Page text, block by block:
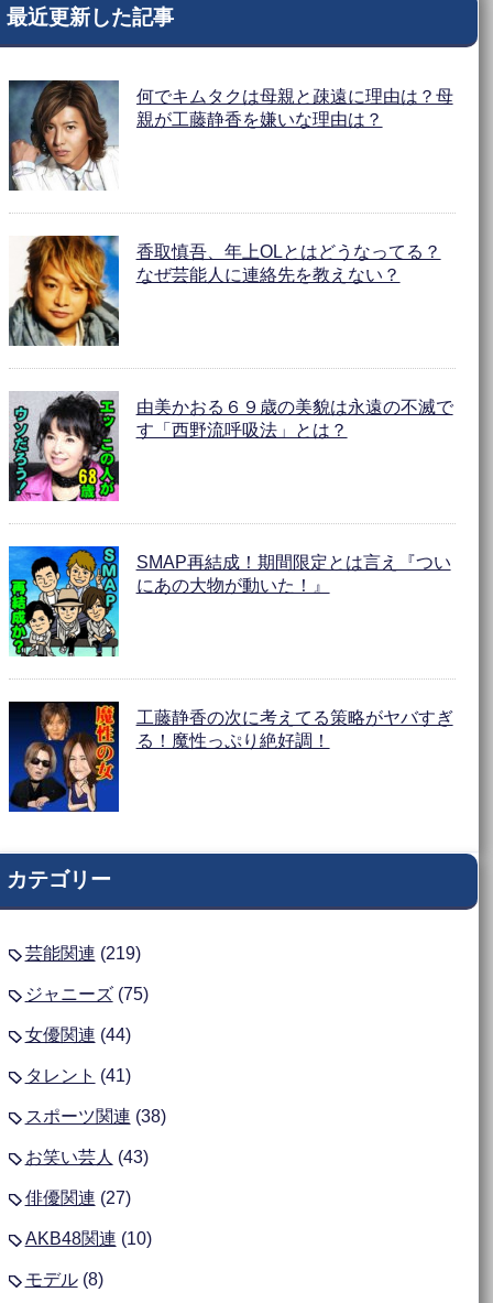
最近更新した記事
何でキムタクは母親と疎遠に理由は？母
親が工藤静香を嫌いな理由は？
香取慎吾、年上OLとはどうなってる？
なぜ芸能人に連絡先を教えない？
由美かおる６９歳の美貌は永遠の不滅で
す「西野流呼吸法」とは？
SMAP再結成！期間限定とは言え『つい
にあの大物が動いた！』
工藤静香の次に考えてる策略がヤバすぎ
る！魔性っぷり絶好調！
カテゴリー
芸能関連 (219)
ジャニーズ(75)
女優関連 (44)
タレント (41)
スポーツ関連 (38)
お笑い芸人 (43)
俳優関連 (27)
AKB48関連 (10)
モデル(8)